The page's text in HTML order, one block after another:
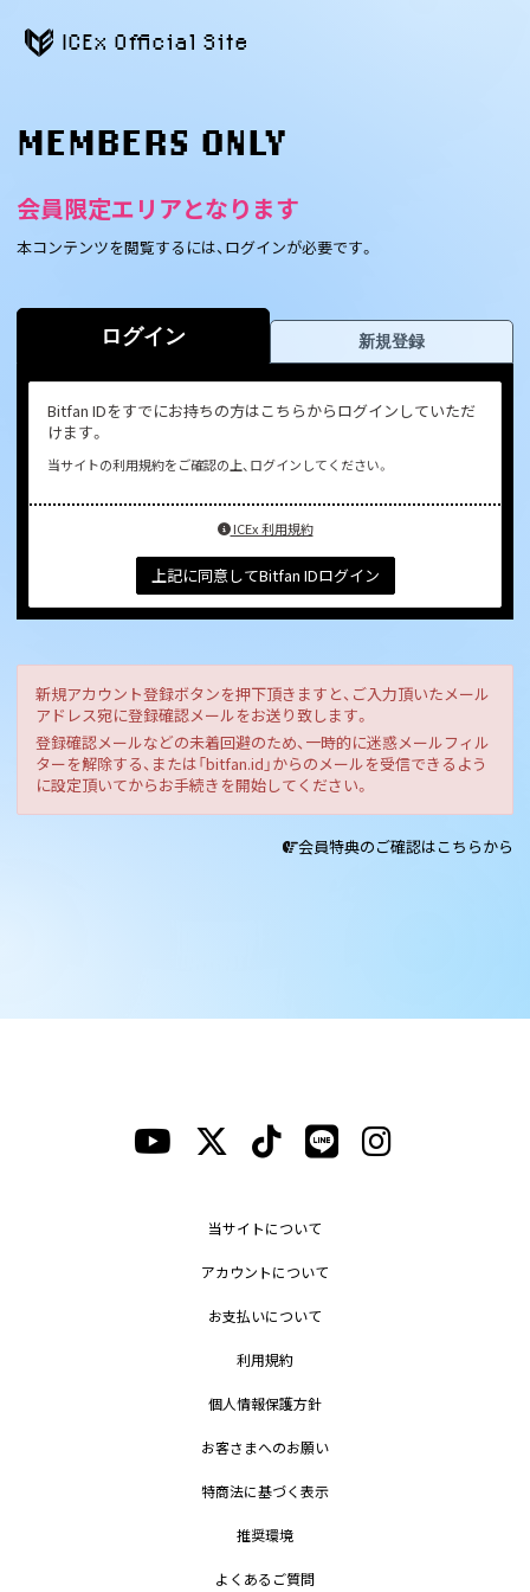
ICEx Official Site
MEMBERS ONLY
会員限定エリアとなります
本コンテンツを閲覧するには、ログインが必要です。
ログイン 新規登録
Bitfan IDをすでにお持ちの方はこちらからログインしていただ
けます。
当サイトの利用規約をご確認の上、ログインしてください。
ICEx 利用規約
上記に同意してBitfan IDログイン
新規アカウント登録ボタンを押下頂きますと、ご入力頂いたメール
アドレス宛に登録確認メールをお送り致します。
登録確認メールなどの未着回避のため、一時的に迷惑メールフィル
ターを解除する、または「bitfan.id」からのメールを受信できるよう
に設定頂いてからお手続きを開始してください。
会員特典のご確認はこちらから
当サイトについて
アカウントについて
お支払いについて
利用規約
個人情報保護方針
お客さまへのお願い
特商法に基づく表示
推奨環境
よくあるご質問